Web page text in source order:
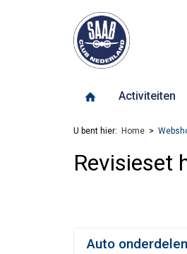
Activiteiten
U bent hier: Home
Revisieset
Auto onderdelen